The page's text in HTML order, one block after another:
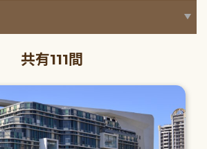
共有111間